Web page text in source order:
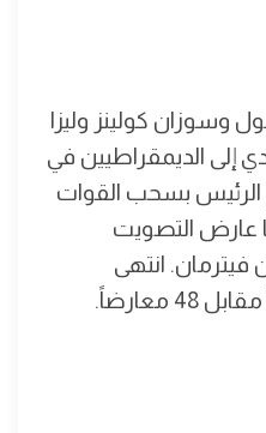
وسوزان كولينز وليزا
إلى الديمقراطيين في
الرئيس بسحب القوات
عارض التصويت
فيترمان. انتهى